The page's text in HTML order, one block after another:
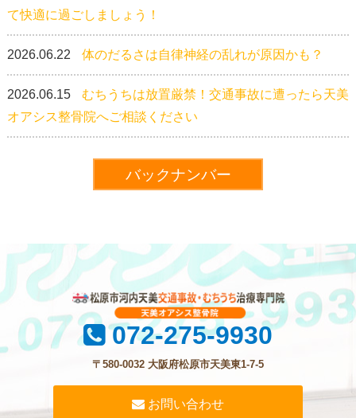
て快適に過ごしましょう！
2026.06.22 体のだるさは自律神経の乱れが原因かも？
2026.06.15
むちうちは放置厳禁！交通事故に遭ったら天美
オアシス整骨院へご相談ください
バックナンバー
072-275-9930
〒580-0032 大阪府松原市天美東1-7-5
お問い合わせ